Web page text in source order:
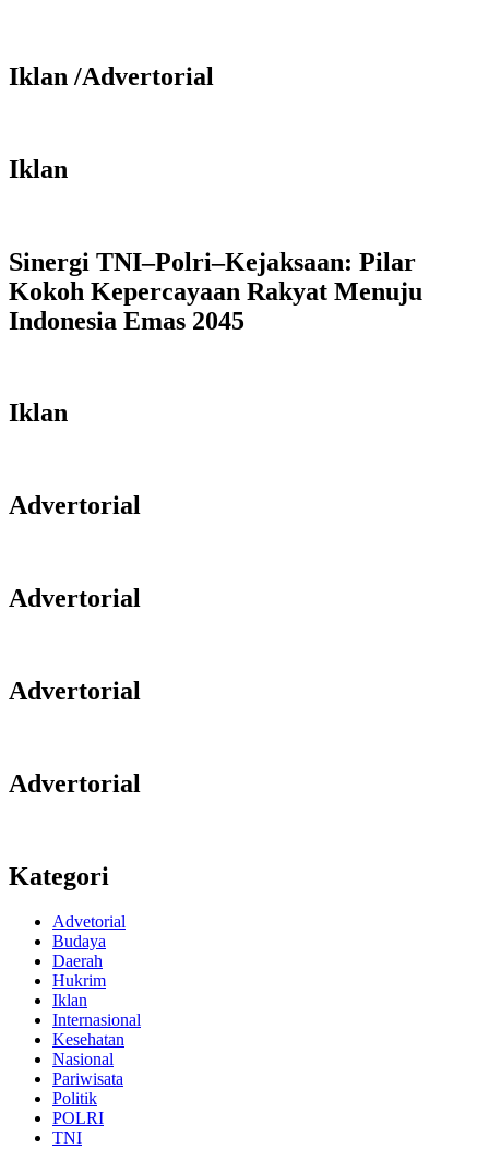
Iklan /Advertorial
Iklan
Sinergi TNI–Polri–Kejaksaan: Pilar
Kokoh Kepercayaan Rakyat Menuju
Indonesia Emas 2045
Iklan
Advertorial
Advertorial
Advertorial
Advertorial
Kategori
Advetorial
Budaya
Daerah
Hukrim
Iklan
Internasional
Kesehatan
Nasional
Pariwisata
Politik
POLRI
TNI